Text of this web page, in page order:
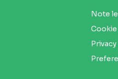
Note